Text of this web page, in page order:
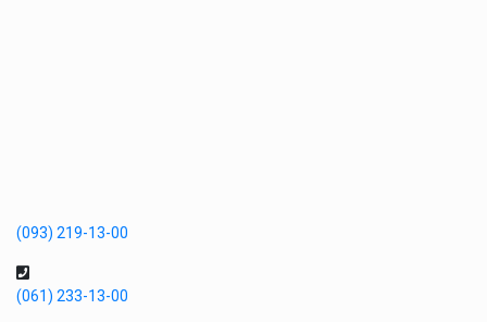
(093) 219-13-00
(061) 233-13-00